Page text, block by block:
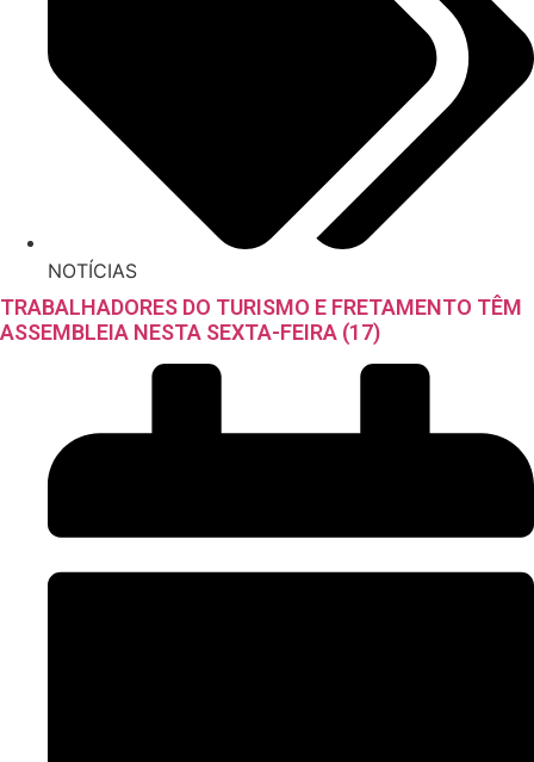
NOTÍCIAS
TRABALHADORES DO TURISMO E FRETAMENTO TÊM
ASSEMBLEIA NESTA SEXTA-FEIRA (17)